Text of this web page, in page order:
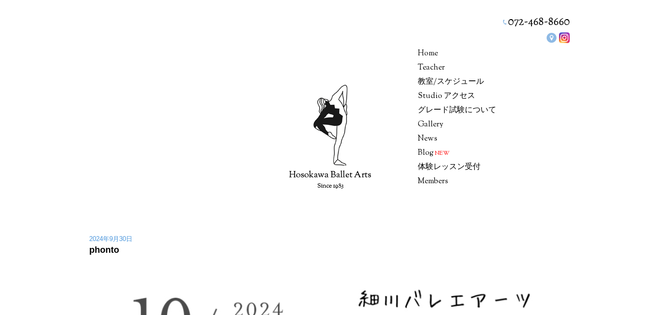
Home
Teacher
教室/スケジュール
Studio アクセス
グレード試験について
Gallery
News
BlogNEW
体験レッスン受付
Members
2024年9月30日
phonto